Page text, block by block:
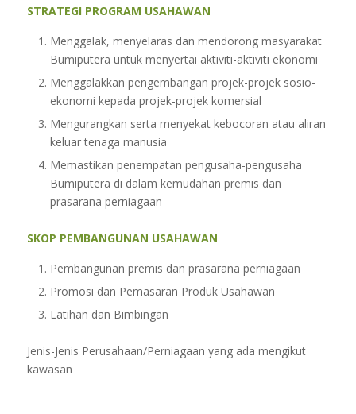
STRATEGI PROGRAM USAHAWAN
Menggalak, menyelaras dan mendorong masyarakat
Bumiputera untuk menyertai aktiviti-aktiviti ekonomi
Menggalakkan pengembangan projek-projek sosio-
ekonomi kepada projek-projek komersial
Mengurangkan serta menyekat kebocoran atau aliran
keluar tenaga manusia
Memastikan penempatan pengusaha-pengusaha
Bumiputera di dalam kemudahan premis dan
prasarana perniagaan
SKOP PEMBANGUNAN USAHAWAN
Pembangunan premis dan prasarana perniagaan
Promosi dan Pemasaran Produk Usahawan
Latihan dan Bimbingan
Jenis-Jenis Perusahaan/Perniagaan yang ada mengikut
kawasan